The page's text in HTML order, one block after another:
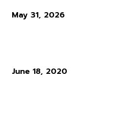
May 31, 2026
June 18, 2020